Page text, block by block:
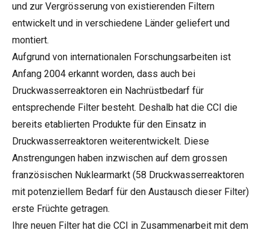
und zur Vergrösserung von existierenden Filtern
entwickelt und in verschiedene Länder geliefert und
montiert.
Aufgrund von internationalen Forschungsarbeiten ist
Anfang 2004 erkannt worden, dass auch bei
Druckwasserreaktoren ein Nachrüstbedarf für
entsprechende Filter besteht. Deshalb hat die CCI die
bereits etablierten Produkte für den Einsatz in
Druckwasserreaktoren weiterentwickelt. Diese
Anstrengungen haben inzwischen auf dem grossen
französischen Nuklearmarkt (58 Druckwasserreaktoren
mit potenziellem Bedarf für den Austausch dieser Filter)
erste Früchte getragen.
Ihre neuen Filter hat die CCI in Zusammenarbeit mit dem